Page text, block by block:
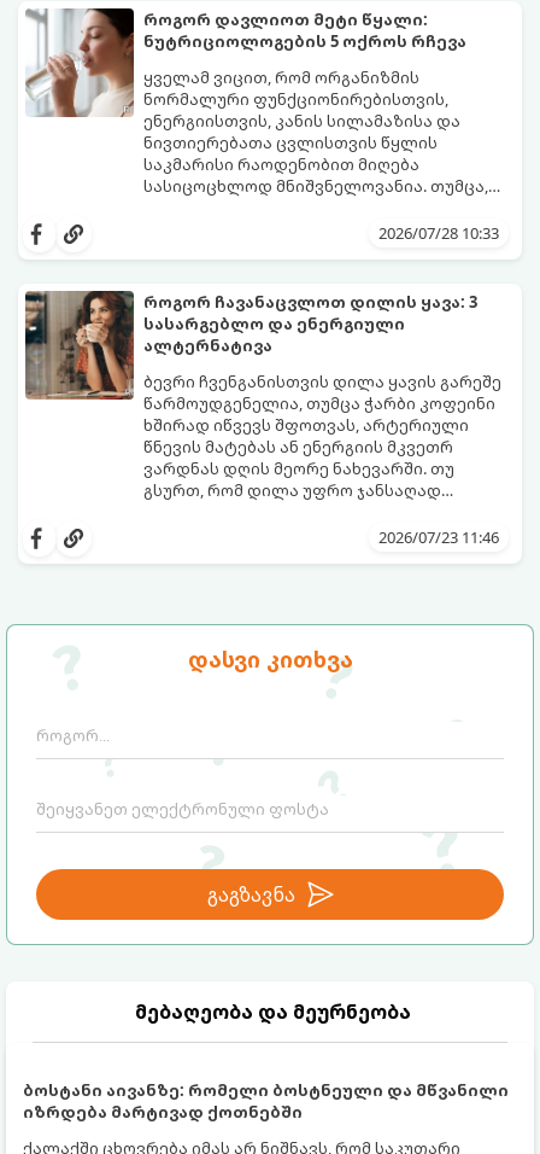
დასვი კითხვა
გაგზავნა
მებაღეობა და მეურნეობა
ბოსტანი აივანზე: რომელი ბოსტნეული და მწვანილი
იზრდება მარტივად ქოთნებში
ქალაქში ცხოვრება იმას არ ნიშნავს, რომ საკუთარი
საშუალოდ 40-დან 50 წლამდე ასაკში იწყება
და შესაძლოა 4-დან 8 წლამდე
გაგრძელდეს).
იმისათვის, რომ ეს პერიოდი შფოთვის
გარეშე გაიაროთ, მნიშვნელოვანია
იცოდეთ, რა სიგნალებს გზავნის ორგანიზმი
და როგორ შეიმსუბუქოთ მდგომარეობა
მეან-გინეკოლოგებისა და
ნუტრიციოლოგების რეკომენდაციებით.
როგორ დავლიოთ მეტი წყალი:
ნუტრიციოლოგების 5 ოქროს რჩევა
ყველამ ვიცით, რომ ორგანიზმის
ნორმალური ფუნქციონირებისთვის,
ენერგიისთვის, კანის სილამაზისა და
ნივთიერებათა ცვლისთვის წყლის
საკმარისი რაოდენობით მიღება
სასიცოცხლოდ მნიშვნელოვანია. თუმცა,
უბრალოდ ჩვევის არქონის გამო, დღის
გამოწვევად რჩება.
დალევა ან მისი გემო მოსაწყენი
დაგეხმარებათ, წყლის სმა
ყოველდღიურ, სასიამოვნო ჩვევად
აქციოთ.
2026/07/28 10:33
როგორ ჩავანაცვლოთ დილის ყავა: 3
სასარგებლო და ენერგიული
ალტერნატივა
ბევრი ჩვენგანისთვის დილა ყავის გარეშე
წარმოუდგენელია, თუმცა ჭარბი კოფეინი
ხშირად იწვევს შფოთვას, არტერიული
წნევის მატებას ან ენერგიის მკვეთრ
ვარდნას დღის მეორე ნახევარში. თუ
გსურთ, რომ დილა უფრო ჯანსაღად
შეინარჩუნოთ, ექსპერტები ყავის სამ
თქვენთვის სასურველი სასმელი:2026/07/23 11:46